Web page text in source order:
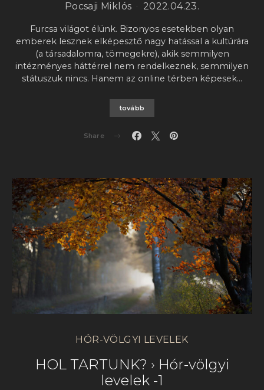
Pocsaji Miklós 2022.04.23.
Furcsa világot élünk. Bizonyos esetekben olyan
emberek lesznek elképesztő nagy hatással a kultúrára
(a társadalomra, tömegekre), akik semmilyen
intézményes háttérrel nem rendelkeznek, semmilyen
státuszuk nincs. Hanem az online térben képesek…
tovább
Share
HÓR-VÖLGYI LEVELEK
HOL TARTUNK? › Hór-völgyi
levelek -1